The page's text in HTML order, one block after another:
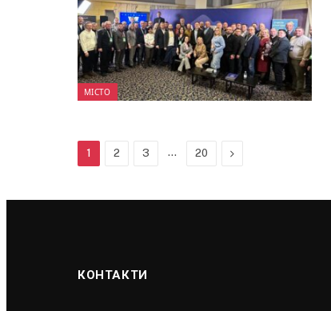
МІСТО
1 2 3 … 20 Next
КОНТАКТИ